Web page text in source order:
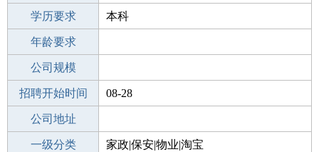
性别要求 -
学历要求 本科
工作经验
年龄要求
工作地点
公司规模
公司电话
招聘开始时间 08-28
招聘结束时间
公司地址
一级分类 家政|保安|物业|淘宝